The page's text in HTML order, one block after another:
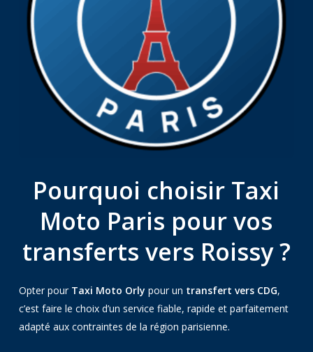
Pourquoi choisir Taxi
Moto Paris pour vos
transferts vers Roissy ?
Opter pourTaxi Moto Orly pour un transfert vers CDG,
c’est faire le choix d’un service fiable, rapide et parfaitement
adapté aux contraintes de la région parisienne.